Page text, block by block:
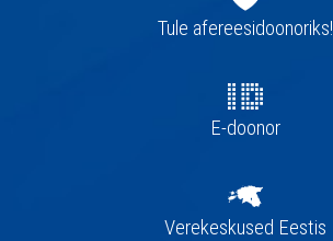
navigatsioonTule afereesidoonoriks!
E-doonor
Verekeskused Eestis